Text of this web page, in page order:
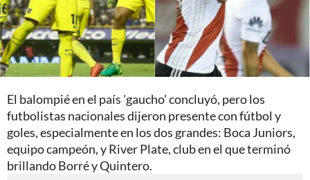
El balompié en el país 'gaucho' concluyó, pero los
futbolistas nacionales dijeron presente con fútbol y
goles, especialmente en los dos grandes: Boca Juniors,
equipo campeón, y River Plate, club en el que terminó
brillando Borré y Quintero.